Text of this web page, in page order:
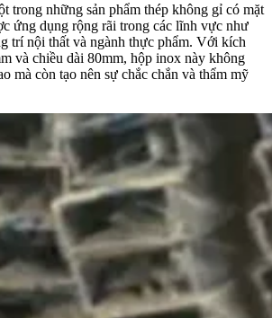
trong những sản phẩm thép không gỉ có mặt
ứng dụng rộng rãi trong các lĩnh vực như
trí nội thất và ngành thực phẩm. Với kích
và chiều dài 80mm, hộp inox này không
mà còn tạo nên sự chắc chắn và thẩm mỹ